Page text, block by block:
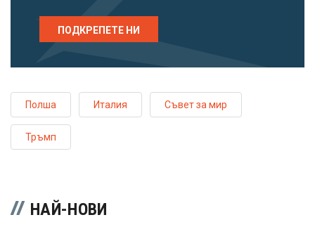
ПОДКРЕПЕТЕ НИ
Полша Италия Съвет за мир
Тръмп
НАЙ-НОВИ